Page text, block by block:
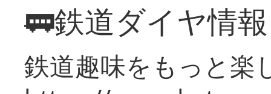
🚃鉄道ダイヤ情
鉄道趣味をもっと楽